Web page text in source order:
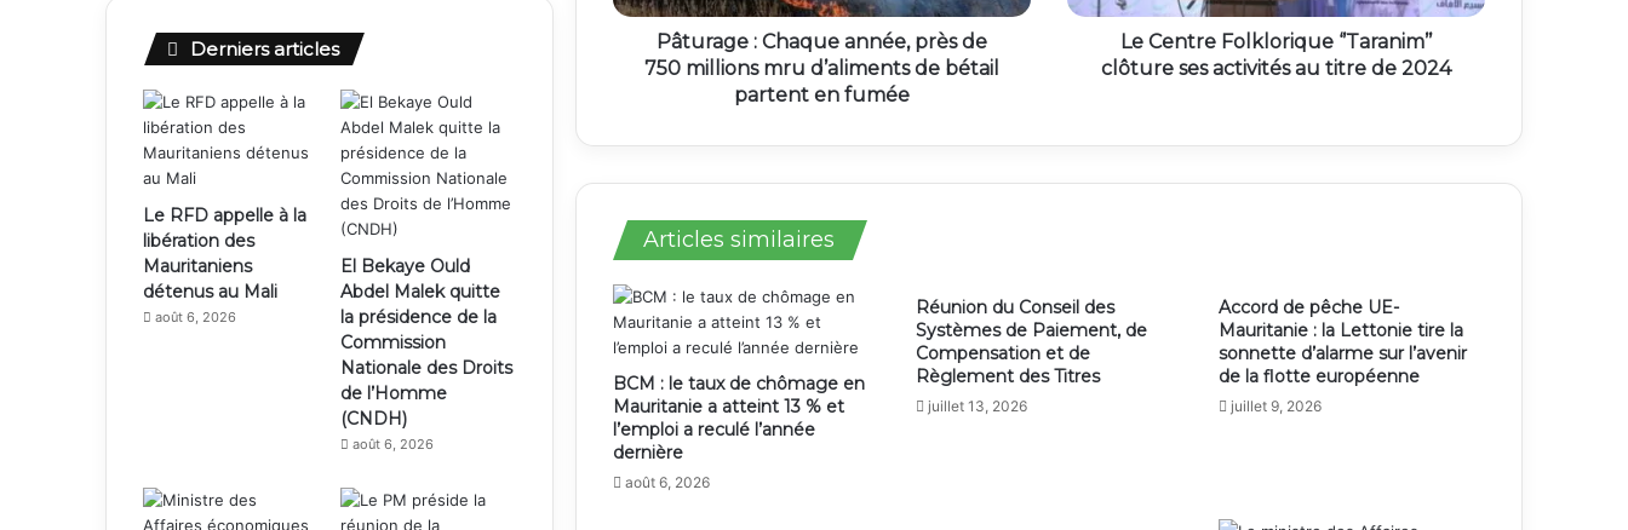
Pâturage : Chaque année, près de
750 millions mru d’aliments de bétail
partent en fumée
Le Centre Folklorique ‘’Taranim’’
clôture ses activités au titre de 2024
Articles similaires
BCM : le taux de chômage en
Mauritanie a atteint 13 % et
l’emploi a reculé l’année
dernière
août 6, 2026
Réunion du Conseil des
Systèmes de Paiement, de
Compensation et de
Règlement des Titres
juillet 13, 2026
Accord de pêche UE-
Mauritanie : la Lettonie tire la
sonnette d’alarme sur l’avenir
de la flotte européenne
juillet 9, 2026
Derniers articles
Le RFD appelle à la
libération des
Mauritaniens
détenus au Mali
août 6, 2026
El Bekaye Ould
Abdel Malek quitte
la présidence de la
Commission
Nationale des Droits
de l’Homme
(CNDH)
août 6, 2026